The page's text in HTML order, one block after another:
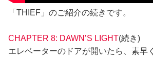
「THIEF」のご紹介の続きです。
CHAPTER 8: DAWN’S LIGHT(続き)
エレベーターのドアが開いたら、素早